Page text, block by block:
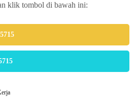
klik tombol di bawah ini: